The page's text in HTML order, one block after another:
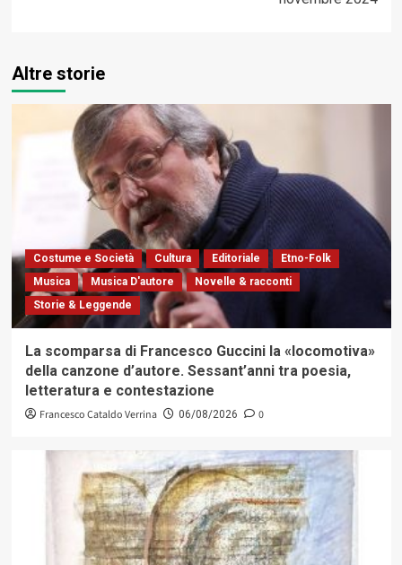
Altre storie
Costume e Società Cultura Editoriale
Etno-Folk
Musica
Musica D'autore
Novelle & racconti
Storie & Leggende
La scomparsa di Francesco Guccini la «locomotiva»
della canzone d’autore. Sessant’anni tra poesia,
letteratura e contestazione
Francesco Cataldo Verrina 06/08/2026 0